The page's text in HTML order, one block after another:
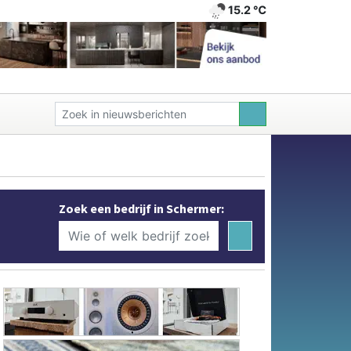
15.2 ℃
Zoek een bedrijf in Schermer: